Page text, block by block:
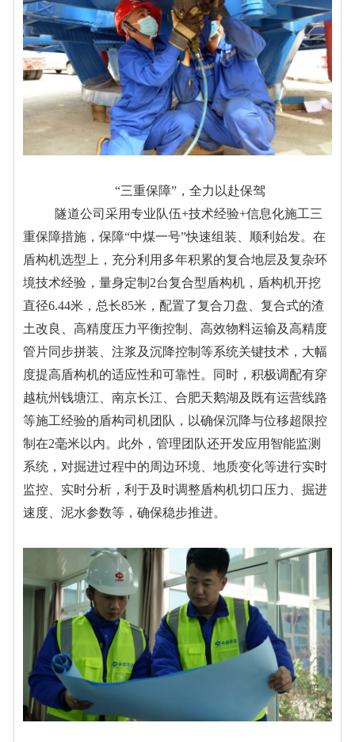
“三重保障”，全力以赴保驾
隧道公司采用专业队伍+技术经验+信息化施工三
重保障措施， 保障“中煤一号”快速组装、顺利始发。在
盾构机选型上，充分利用多年积累的复合地层及复杂环
境技术经验，量身定制 2台复合型盾构机，盾构机开挖
直径6.44米，总长85米，配置了复合刀盘、复合式的渣
土改良、高精度压力平衡控制、高效物料运输及高精度
管片同步拼装、注浆及沉降控制等系统关键技术，大幅
度提高盾构机的适应性和可靠性。同时，积极调配有穿
越杭州钱塘江、南京长江、合肥天鹅湖及既有运营线路
等施工经验的盾构司机团队，以确保沉降与位移超限控
制在2毫米以内。此外，管理团队还开发应用智能监测
系统，对掘进过程中的周边环境、地质变化等进行实时
监控、实时分析，利于及时调整盾构机切口压力、掘进
速度、泥水参数等，确保稳步推进。